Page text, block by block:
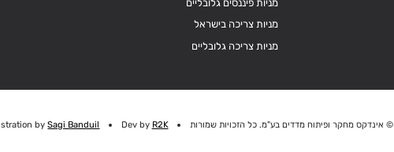
מניות פיננסים גלובליים
מניות צריכה בישראל
מניות צריכה גלובליים
© אינדקס מחקר ופיתוח מדדים בע"מ. כל הזכויות שמורות Dev by R2K
bySagi Banduil